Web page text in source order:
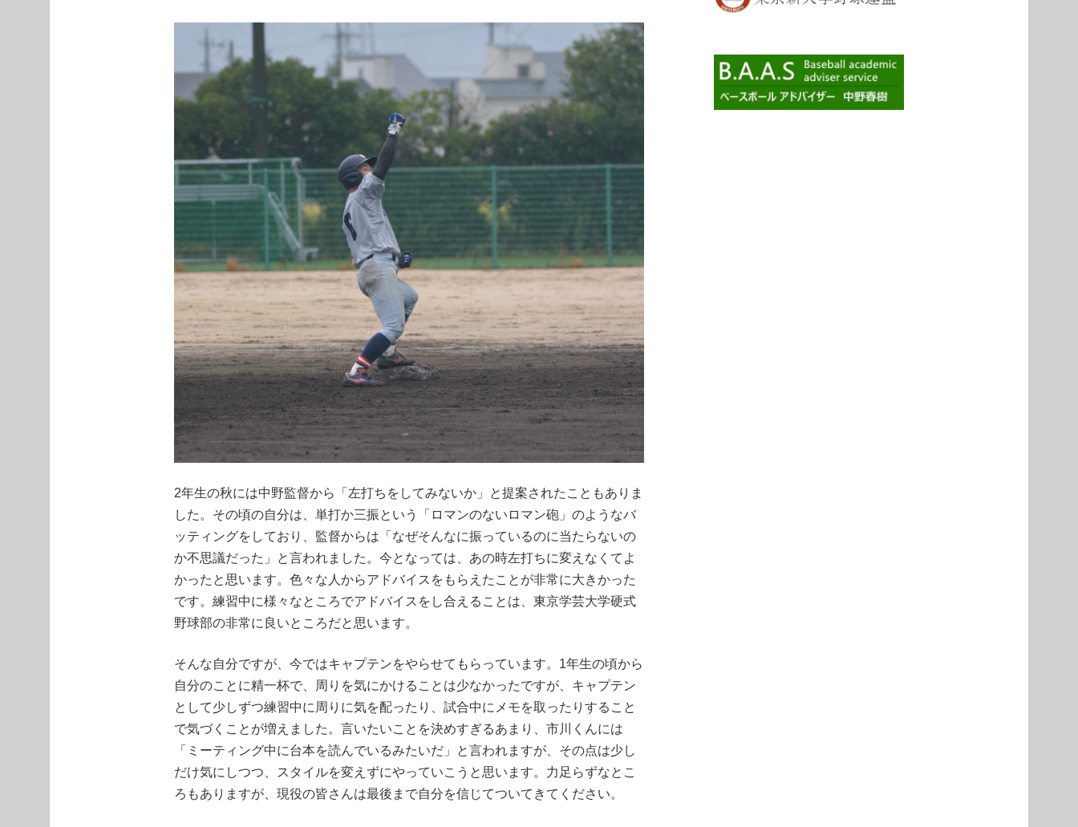
2年生の秋には中野監督から「左打ちをしてみないか」と提案されたこともありま
した。その頃の自分は、単打か三振という「ロマンのないロマン砲」のようなバ
ッティングをしており、監督からは「なぜそんなに振っているのに当たらないの
か不思議だった」と言われました。今となっては、あの時左打ちに変えなくてよ
かったと思います。色々な人からアドバイスをもらえたことが非常に大きかった
です。練習中に様々なところでアドバイスをし合えることは、東京学芸大学硬式
野球部の非常に良いところだと思います。
そんな自分ですが、今ではキャプテンをやらせてもらっています。1年生の頃から
自分のことに精一杯で、周りを気にかけることは少なかったですが、キャプテン
として少しずつ練習中に周りに気を配ったり、試合中にメモを取ったりすること
で気づくことが増えました。言いたいことを決めすぎるあまり、市川くんには
「ミーティング中に台本を読んでいるみたいだ」と言われますが、その点は少し
だけ気にしつつ、スタイルを変えずにやっていこうと思います。力足らずなとこ
ろもありますが、現役の皆さんは最後まで自分を信じてついてきてください。